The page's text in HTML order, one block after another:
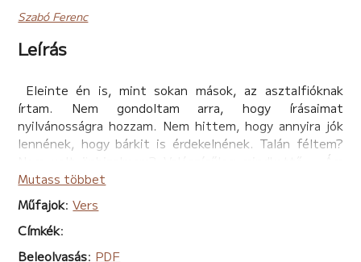
Szabó Ferenc
Leírás
Eleinte én is, mint sokan mások, az asztalfióknak
írtam. Nem gondoltam arra, hogy írásaimat
nyilvánosságra hozzam. Nem hittem, hogy annyira jók
lennének, hogy bárkit is érdekelnének. Talán féltem?
Nem volt önbizalmam? Valószínűleg mindkettő…. Ám
bekerülve egy irodalmi körbe az ott megismert, ma már
mondhatom barátaimtól nagyon sok biztatást kaptam.
Egyre több szépséget fedeztem fel az írásban.
Zárkózott, bizalmatlan ember voltam, azonban új
barátaimnak és az irodalomnak köszönhetően szép
Mutass többet
Műfajok:Vers
Címkék:
Beleolvasás: PDF